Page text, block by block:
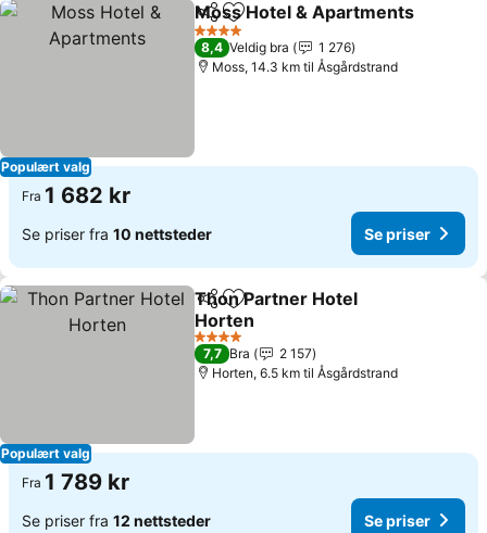
Populært valg
Del Legg til i favoritter
Moss Hotel & Apartments
4 Stjerner
8,4 Veldig bra
1 276
Moss, 14.3 km til Åsgårdstrand
Fra 1 682 kr
Se priser fra 10 nettsteder Se priser
Populært valg
Del Legg til i favoritter
Thon Partner Hotel
Horten
Se priser
4 Stjerner
7,7 Bra
2 157
Horten, 6.5 km til Åsgårdstrand
Fra 1 789 kr
Se priser fra 12 nettsteder Se priser